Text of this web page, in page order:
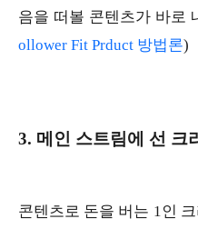
음을 떠볼 콘텐츠가 바로
ollower Fit Prduct 방법론)
3. 메인 스트림에 선 크
콘텐츠로 돈을 버는 1인